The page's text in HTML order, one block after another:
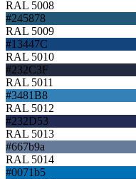
RAL 5008
#245878
RAL 5009
#13447C
RAL 5010
#232C3F
RAL 5011
#3481B8
RAL 5012
#232D53
RAL 5013
#667b9a
RAL 5014
#0071b5